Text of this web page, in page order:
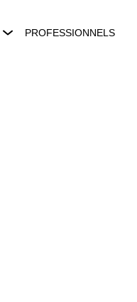
PROFESSIONNELS